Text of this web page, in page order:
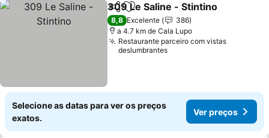
PartilharAdicionar aos favoritos
309 Le Saline - Stintino
8,8 Excelente
386
a 4.7 km de Cala Lupo
Restaurante parceiro com vistas
deslumbrantes
Selecione as datas para ver os preços
exatos.
Ver preços